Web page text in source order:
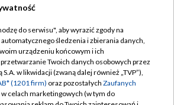
TVP
TVP
Regulamin TVP
Polityka prywatności
do serwisu", aby wyrazić zgody na
śledzenia i zbierania danych,
urządzeniu końcowym i ich
Twoich danych osobowych przez
w likwidacji (zwaną dalej również „TVP”),
(1201 firm) oraz pozostałych Zaufanych
w celach marketingowych (w tym do